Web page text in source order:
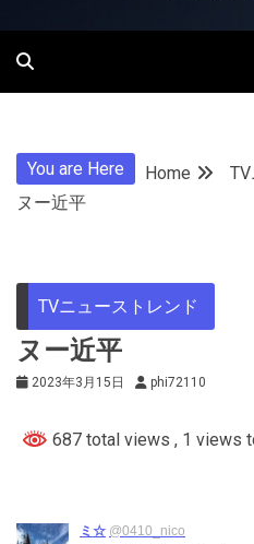
You are Here Home
ヌー近平
TVニューストレンド
ヌー近平
2023年3月15日 phi72110
687 total views , 1 views
ミ☆ @0410_nico